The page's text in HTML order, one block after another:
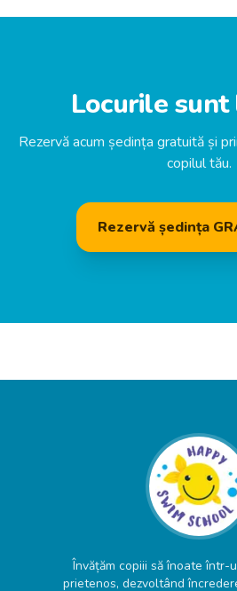
Locurile
Rezervă acum ședința gratuită și
copilul tău.
Rezervă ședința
Învățăm copiii să înoate într-
prietenos, dezvoltând